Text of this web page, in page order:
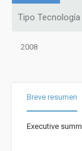
Tipo Tecnología
2008
Breve resumen
Executive